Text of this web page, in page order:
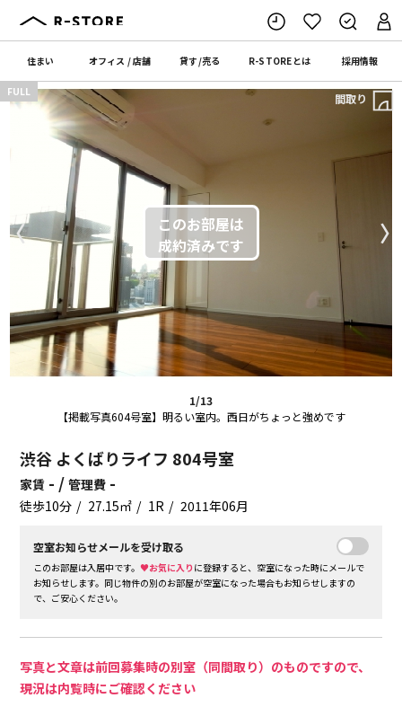
住まい オフィス /店舗 貸す/売る R-STOREとは 採用情報
1/13
【掲載写真604号室】明るい室内。西日がちょっと強めです
〈 〉
FULL 間取り
渋谷 よくばりライフ 804号室
家賃 - /管理費 -
徒歩10分 27.15㎡ 1R 2011年06月
空室お知らせメールを受け取る
このお部屋は入居中です。♥お気に入り に登録すると、空室になった時にメールで
お知らせします。同じ物件の別のお部屋が空室になった場合もお知らせしますの
で、ご安心ください。
写真と文章は前回募集時の別室（同間取り）のものですので、
現況は内覧時にご確認ください